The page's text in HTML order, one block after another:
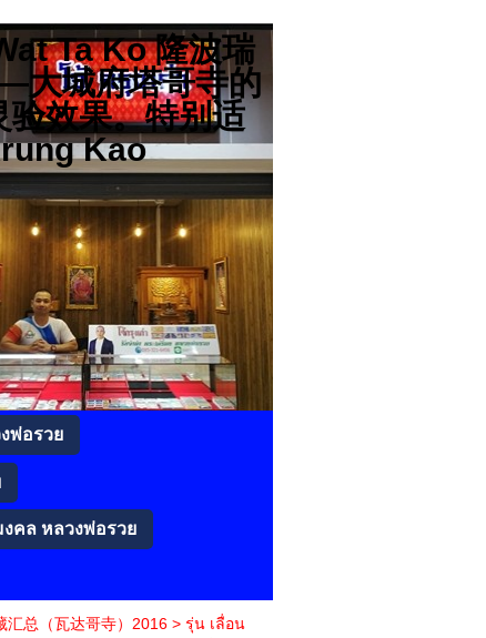
Ta Ko 隆波瑞
大城府塔哥寺的
验效果。特别适
Kao
พ่อรวย
คล หลวงพ่อรวย
总（瓦达哥寺）2016> รุ่น เลื่อน